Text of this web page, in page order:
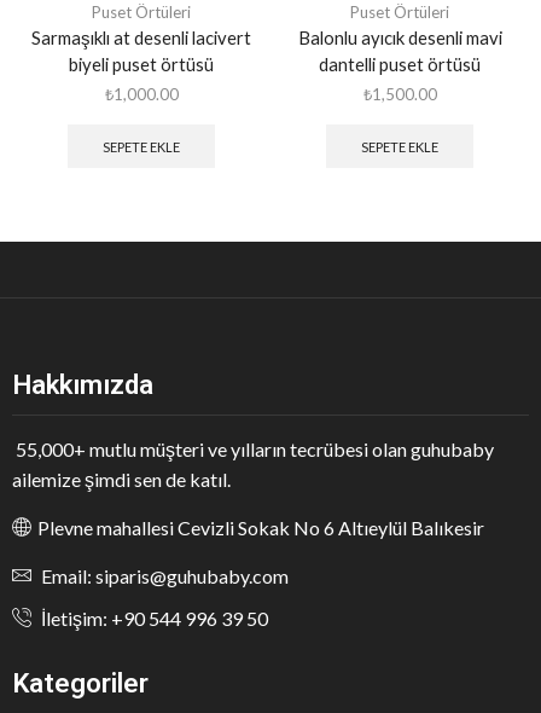
Puset Örtüleri
Sarmaşıklı at desenli lacivert
biyeli puset örtüsü
₺1,000.00
SEPETE EKLE
Puset Örtüleri
Balonlu ayıcık desenli mavi
dantelli puset örtüsü
₺1,500.00
SEPETE EKLE
Hakkımızda
55,000+ mutlu müşteri ve yılların tecrübesi olan guhubaby
ailemize şimdi sen de katıl.
Plevne mahallesi Cevizli Sokak No 6 Altıeylül Balıkesir
Email: siparis@guhubaby.com
İletişim: +90 544 996 39 50
Kategoriler